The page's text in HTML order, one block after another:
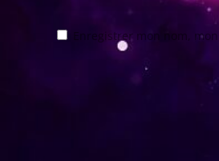
Enregistrer mon nom,